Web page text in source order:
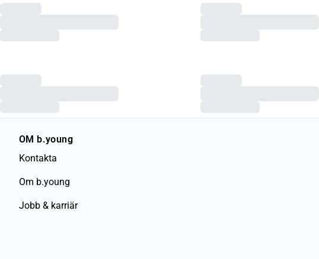
OM b.young
Kontakta
Om b.young
Jobb & karriär